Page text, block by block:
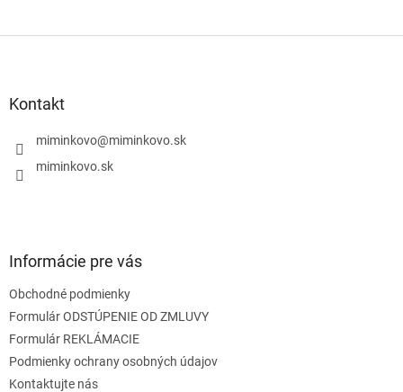
Kontakt
miminkovo@miminkovo.sk
miminkovo.sk
Informácie pre vás
Obchodné podmienky
Formulár ODSTÚPENIE OD ZMLUVY
Formulár REKLÁMACIE
Podmienky ochrany osobných údajov
Kontaktujte nás